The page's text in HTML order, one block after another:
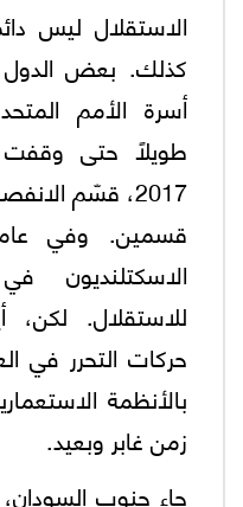
الاستقلال ليس
كذلك. بعض الدول
أسرة الأمم
طويلاً حتى
2017، قسّم
الاسكتلنديون
للاستقلال. لكن،
حركات التحرر في
بالأنظمة
زمن غابر وبعيد.
جاء جنوب السودان،